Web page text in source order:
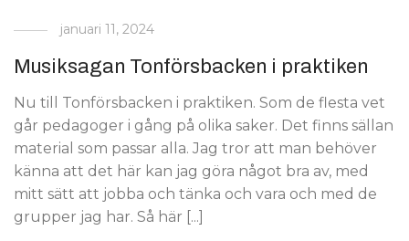
januari 11, 2024
Musiksagan Tonförsbacken i praktiken
Nu till Tonförsbacken i praktiken. Som de flesta vet
går pedagoger i gång på olika saker. Det finns sällan
material som passar alla. Jag tror att man behöver
känna att det här kan jag göra något bra av, med
mitt sätt att jobba och tänka och vara och med de
grupper jag har. Så här [...]